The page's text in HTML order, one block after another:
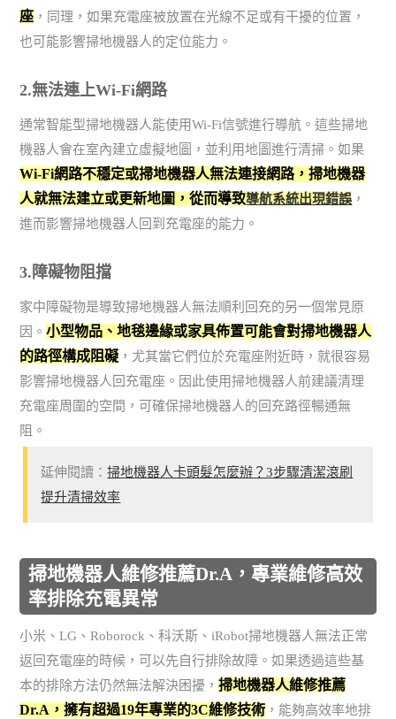
座 ，同理，如果充電座被放置在光線不足或有干擾的位置，
也可能影響掃地機器人的定位能力。
2.無法連上Wi-Fi網路
通常智能型掃地機器人能使用Wi-Fi信號進行導航。這些掃地
機器人會在室內建立虛擬地圖，並利用地圖進行清掃。如果
Wi-Fi網路不穩定或掃地機器人無法連接網路，掃地機器
人就無法建立或更新地圖，從而導致導航系統出現錯誤 ，
進而影響掃地機器人回到充電座的能力。
3.障礙物阻擋
家中障礙物是導致掃地機器人無法順利回充的另一個常見原
因。小型物品、地毯邊緣或家具佈置可能會對掃地機器人
的路徑構成阻礙 ，尤其當它們位於充電座附近時，就很容易
影響掃地機器人回充電座。因此使用掃地機器人前建議清理
充電座周圍的空間，可確保掃地機器人的回充路徑暢通無
阻。
延伸閱讀：掃地機器人卡頭髮怎麼辦？3步驟清潔滾刷
提升清掃效率
掃地機器人維修推薦Dr.A，專業維修高效
率排除充電異常
小米、LG、Roborock、科沃斯、iRobot掃地機器人無法正常
返回充電座的時候，可以先自行排除故障。如果透過這些基
本的排除方法仍然無法解決困擾，掃地機器人維修推薦
Dr.A，擁有超過19年專業的3C維修技術 ，能夠高效率地排